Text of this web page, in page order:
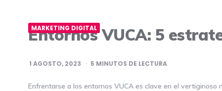
MARKETING DIGITAL
Entornos VUCA: 5
1 AGOSTO, 2023 5 MINUTOS DE LECTURA
Enfrentarse a los entornos VUCA es clave en el vertiginoso